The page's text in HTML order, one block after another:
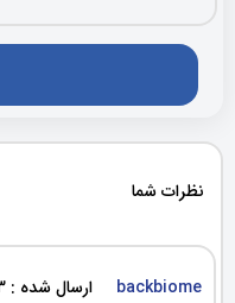
نظرات شما
backbiome ارسال شده : 63 روز پیش